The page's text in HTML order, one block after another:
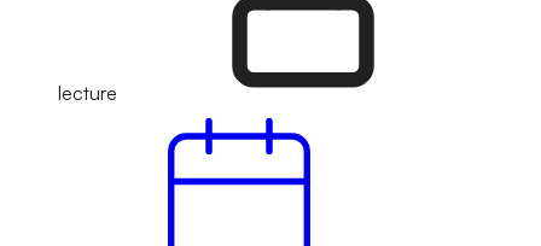
lecture